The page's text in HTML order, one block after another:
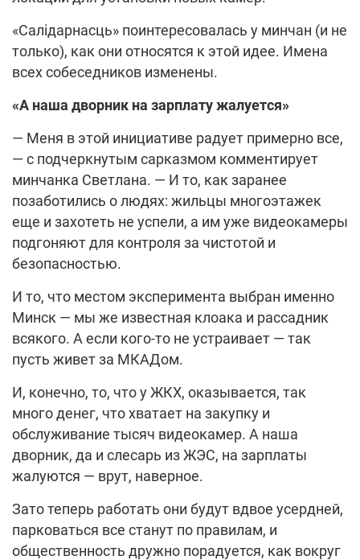
«Салідарнасць» поинтересовалась у минчан (и не
только), как они относятся к этой идее. Имена
всех собеседников изменены.
«А наша дворник на зарплату жалуется»
— Меня в этой инициативе радует примерно все,
— с подчеркнутым сарказмом комментирует
минчанка Светлана. — И то, как заранее
позаботились о людях: жильцы многоэтажек
еще и захотеть не успели, а им уже видеокамеры
подгоняют для контроля за чистотой и
безопасностью.
И то, что местом эксперимента выбран именно
Минск — мы же известная клоака и рассадник
всякого. А если кого-то не устраивает — так
пусть живет за МКАДом.
И, конечно, то, что у ЖКХ, оказывается, так
много денег, что хватает на закупку и
обслуживание тысяч видеокамер. А наша
дворник, да и слесарь из ЖЭС, на зарплаты
жалуются — врут, наверное.
Зато теперь работать они будут вдвое усердней,
парковаться все станут по правилам, и
общественность дружно порадуется, как вокруг